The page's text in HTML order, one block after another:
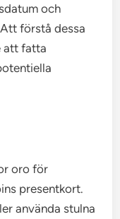
och
förstå dessa
att fatta
oro för
presentkort.
använda stulna